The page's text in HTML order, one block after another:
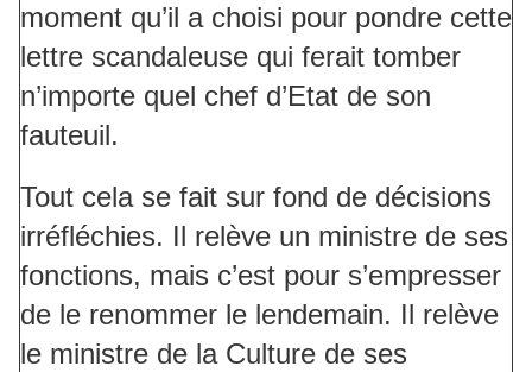
moment qu’il a choisi pour pondre cette
lettre scandaleuse qui ferait tomber
n’importe quel chef d’Etat de son
fauteuil.
Tout cela se fait sur fond de décisions
irréfléchies. Il relève un ministre de ses
fonctions, mais c’est pour s’empresser
de le renommer le lendemain. Il relève
le ministre de la Culture de ses